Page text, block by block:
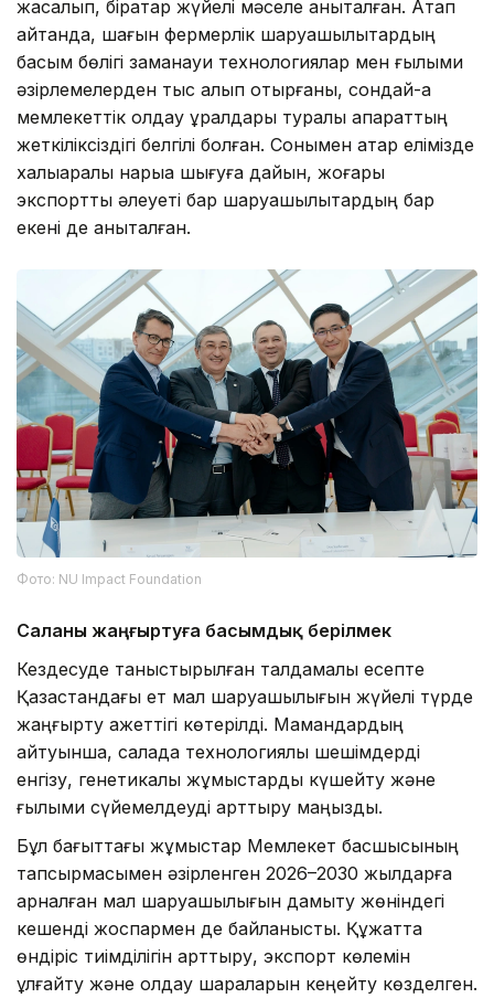
жасалып, бірқатар жүйелі мәселе анықталған. Атап
айтқанда, шағын фермерлік шаруашылықтардың
басым бөлігі заманауи технологиялар мен ғылыми
әзірлемелерден тыс қалып отырғаны, сондай-ақ
мемлекеттік қолдау құралдары туралы ақпараттың
жеткіліксіздігі белгілі болған. Сонымен қатар елімізде
халықаралық нарыққа шығуға дайын, жоғары
экспорттық әлеуеті бар шаруашылықтардың бар
екені де анықталған.
Фото: NU Impact Foundation
Саланы жаңғыртуға басымдық берілмек
Кездесуде таныстырылған талдамалық есепте
Қазақстандағы ет мал шаруашылығын жүйелі түрде
жаңғырту қажеттігі көтерілді. Мамандардың
айтуынша, салада технологиялық шешімдерді
енгізу, генетикалық жұмыстарды күшейту және
ғылыми сүйемелдеуді арттыру маңызды.
Бұл бағыттағы жұмыстар Мемлекет басшысының
тапсырмасымен әзірленген 2026–2030 жылдарға
арналған мал шаруашылығын дамыту жөніндегі
кешенді жоспармен де байланысты. Құжатта
өндіріс тиімділігін арттыру, экспорт көлемін
ұлғайту және қолдау шараларын кеңейту көзделген.